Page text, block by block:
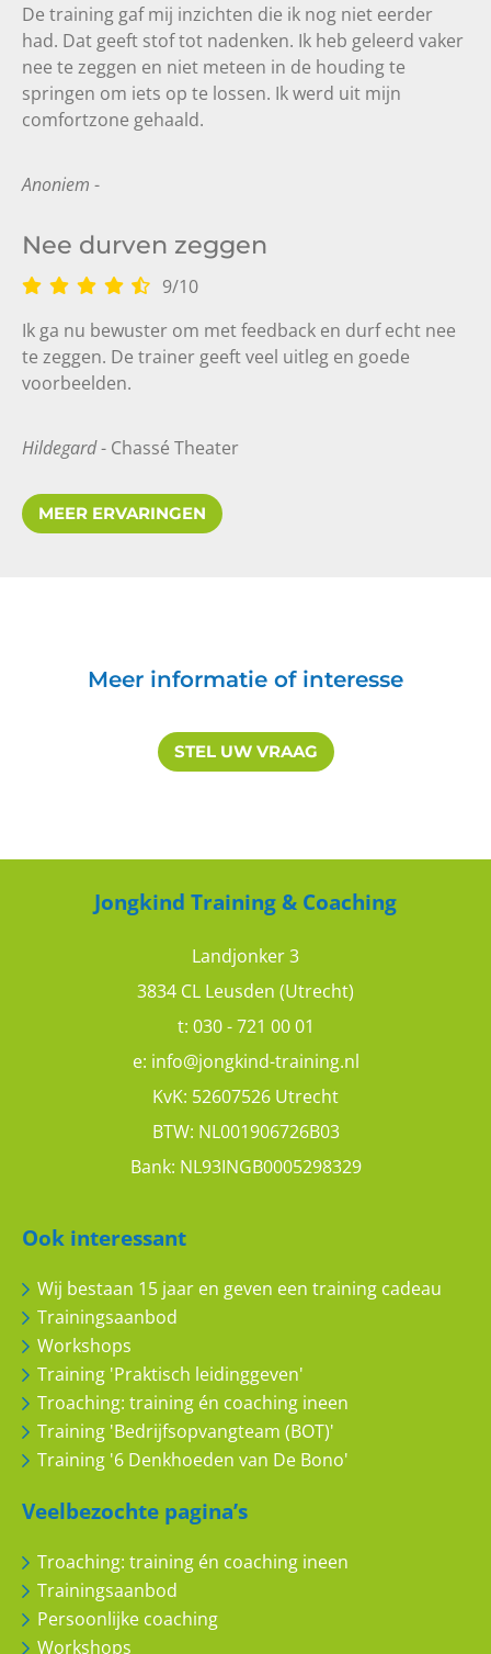
De training gaf mij inzichten die ik nog niet eerder
had. Dat geeft stof tot nadenken. Ik heb geleerd vaker
nee te zeggen en niet meteen in de houding te
springen om iets op te lossen. Ik werd uit mijn
comfortzone gehaald.
Anoniem -
Nee durven zeggen
9/10
Ik ga nu bewuster om met feedback en durf echt nee
te zeggen. De trainer geeft veel uitleg en goede
voorbeelden.
Hildegard- Chassé Theater
MEER ERVARINGEN
Niet zweverig
9 10
WAARDERING
Meer informatie of interesse
STEL UW VRAAG
Jongkind Training & Coaching
Landjonker 3
3834 CL Leusden (Utrecht)
t: 030 - 721 00 01
e: info@jongkind-training.nl
KvK: 52607526 Utrecht
BTW: NL001906726B03
Bank: NL93INGB0005298329
Ook interessant
Wij bestaan 15 jaar en geven een training cadeau
Trainingsaanbod
Workshops
Training 'Praktisch leidinggeven'
Troaching: training én coaching ineen
Training 'Bedrijfsopvangteam (BOT)'
Training '6 Denkhoeden van De Bono'
Veelbezochte pagina’s
Troaching: training én coaching ineen
Trainingsaanbod
Persoonlijke coaching
Workshops